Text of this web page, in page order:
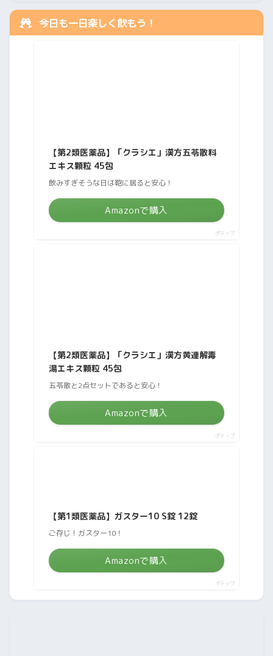
今日も一日楽しく飲もう！
【第2類医薬品】「クラシエ」漢方五苓散料
エキス顆粒 45包
飲みすぎそうな日は鞄に居ると安心！
Amazonで購入
ポチップ
【第2類医薬品】「クラシエ」漢方黄連解毒
湯エキス顆粒 45包
五苓散と2点セットであると安心！
Amazonで購入
ポチップ
【第1類医薬品】ガスター10 S錠 12錠
ご存じ！ガスター10！
Amazonで購入
ポチップ